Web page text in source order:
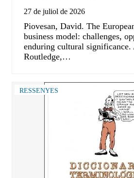
27 de juliol de 2026
Piovesan, David. The
business model: challenges,
enduring cultural significance.
Routledge,…
RESSENYES